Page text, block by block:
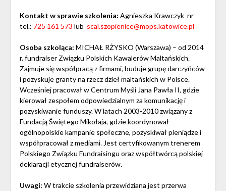
Kontakt w sprawie szkolenia: Agnieszka Krawczyk nr
tel.: 725 161 573 lub scal.szopienice@mops.katowice.pl
Osoba szkoląca: MICHAŁ RŻYSKO (Warszawa) – od 2014
r. fundraiser Związku Polskich Kawalerów Maltańskich.
Zajmuje się współpracą z firmami, buduje grupę darczyńców
i pozyskuje granty na rzecz dzieł maltańskich w Polsce.
Wcześniej pracował w Centrum Myśli Jana Pawła II, gdzie
kierował zespołem odpowiedzialnym za komunikację i
pozyskiwanie funduszy. W latach 2003-2010 związany z
Fundacją Świętego Mikołaja, gdzie koordynował
ogólnopolskie kampanie społeczne, pozyskiwał pieniądze i
współpracował z mediami. Jest certyfikowanym trenerem
Polskiego Związku Fundraisingu oraz współtwórcą polskiej
deklaracji etycznej fundraiserów.
Uwagi: W trakcie szkolenia przewidziana jest przerwa